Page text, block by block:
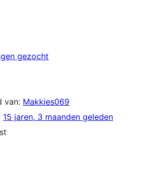
gezocht
van: Makkies069
15 jaren, 3 maanden geleden